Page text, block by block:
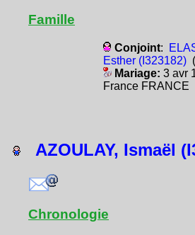
Famille
Conjoint:
Esther (I323182)
Mariage: 3 avr
France FRANCE
AZOULAY, Ismaël
Chronologie